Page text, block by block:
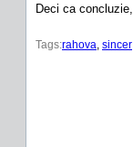
Deci ca
Tags:rahova sincer